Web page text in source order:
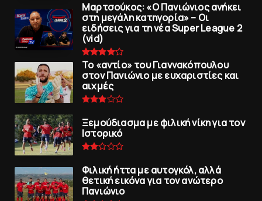
Μαρτσούκος: «Ο Πανιώνιος ανήκει
στη μεγάλη κατηγορία» – Οι
ειδήσεις για τη νέα Super League 2
(vid)
To «αντίο» του Γιαννακόπουλου
στον Πανιώνιο με ευχαριστίες και
αιχμές
Ξεμούδιασμα με φιλική νίκη για τoν
Iστορικό
Φιλική ήττα με αυτογκόλ, αλλά
θετική εικόνα για τον ανώτερo
Πανιώνιo